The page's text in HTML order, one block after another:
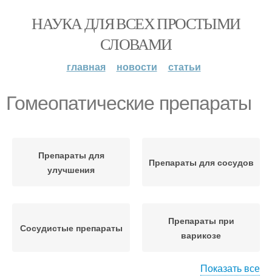
НАУКА ДЛЯ ВСЕХ ПРОСТЫМИ
СЛОВАМИ
главная новости статьи
Гомеопатические препараты
Препараты для
улучшения
Препараты для сосудов
Сосудистые препараты
Препараты при
варикозе
Показать все